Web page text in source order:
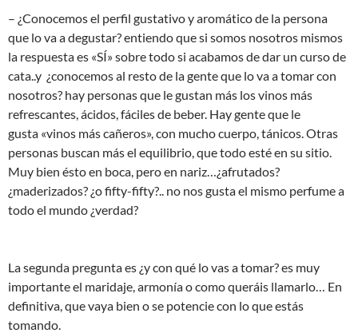
– ¿Conocemos el perfil gustativo y aromático de la persona
que lo va a degustar? entiendo que si somos nosotros mismos
la respuesta es «SÍ» sobre todo si acabamos de dar un curso de
cata..y ¿conocemos al resto de la gente que lo va a tomar con
nosotros? hay personas que le gustan más los vinos más
refrescantes, ácidos, fáciles de beber. Hay gente que le
gusta «vinos más cañeros», con mucho cuerpo, tánicos. Otras
personas buscan más el equilibrio, que todo esté en su sitio.
Muy bien ésto en boca, pero en nariz…¿afrutados?
¿maderizados? ¿o fifty-fifty?.. no nos gusta el mismo perfume a
todo el mundo ¿verdad?
La segunda pregunta es ¿y con qué lo vas a tomar? es muy
importante el maridaje, armonía o como queráis llamarlo… En
definitiva, que vaya bien o se potencie con lo que estás
tomando.